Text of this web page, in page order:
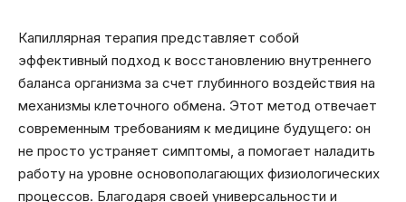
Капиллярная терапия представляет собой
эффективный подход к восстановлению внутреннего
баланса организма за счет глубинного воздействия на
механизмы клеточного обмена. Этот метод отвечает
современным требованиям к медицине будущего: он
не просто устраняет симптомы, а помогает наладить
работу на уровне основополагающих физиологических
процессов. Благодаря своей универсальности и